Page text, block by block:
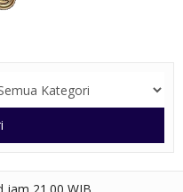
jam 21.00 WIB